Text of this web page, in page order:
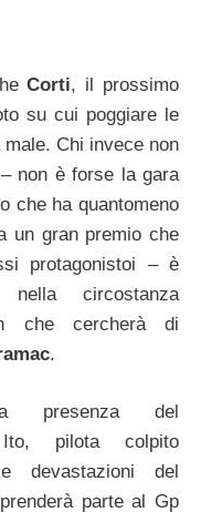
Corti, il prossimo
su cui poggiare le
Chi invece non
non è forse la gara
che ha quantomeno
un gran premio che
protagonistoi – è
circostanza
che cercherà di
.
presenza del
Ito, pilota colpito
devastazioni del
parte al Gp